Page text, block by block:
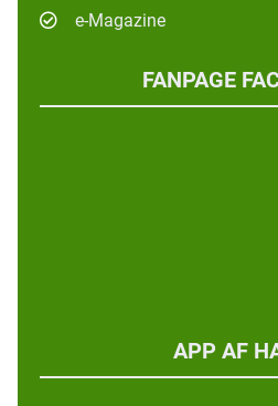
e-Magazine
FANPAGE
APP AF